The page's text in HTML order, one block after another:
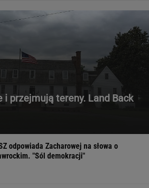
i przejmują tereny. Land Back
odpowiada Zacharowej na słowa o
"Sól demokracji"